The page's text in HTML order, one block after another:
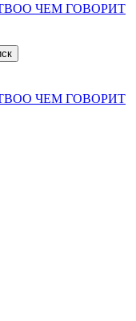
О ЧЕМ ГОВОРИТ
О ЧЕМ ГОВОРИТ